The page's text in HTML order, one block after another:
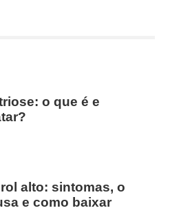
o que é e
alto: sintomas, o
e como baixar